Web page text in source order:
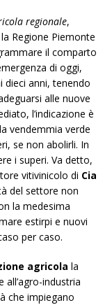
regionale,
Regione Piemonte
il comparto
di oggi,
dieci anni, tenendo
alle nuove
l’indicazione è
vendemmia verde
se non abolirli. In
i superi. Va detto,
vitivinicolo di Cia
del settore non
la medesima
estirpi e nuovi
per caso.
agricola la
all’agro-industria
che impiegano